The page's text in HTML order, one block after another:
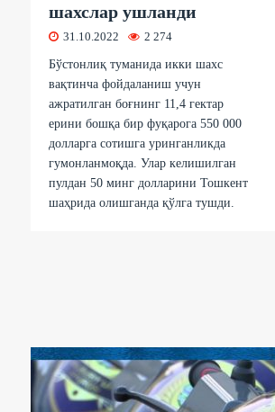
шахслар ушланди
31.10.2022 2 274
Бўстонлиқ туманида икки шахс
вақтинча фойдаланиш учун
ажратилган боғнинг 11,4 гектар
ерини бошқа бир фуқарога 550 000
долларга сотишга уринганликда
гумонланмоқда. Улар келишилган
пулдан 50 минг долларини Тошкент
шаҳрида олишганда қўлга тушди.